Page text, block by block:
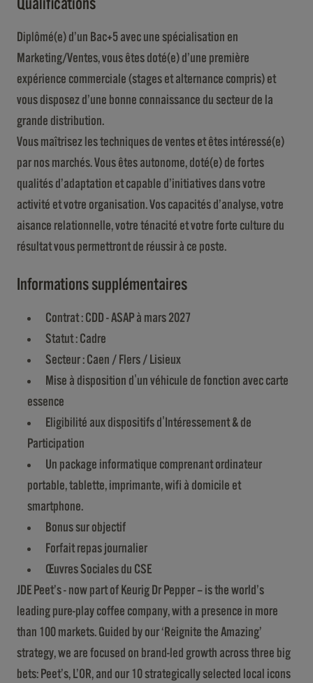
Qualifications
Diplômé(e) d’un Bac+5 avec une spécialisation en
Marketing/Ventes, vous êtes doté(e) d’une première
expérience commerciale (stages et alternance compris) et
vous disposez d’une bonne connaissance du secteur de la
grande distribution.
Vous maîtrisez les techniques de ventes et êtes intéressé(e)
par nos marchés. Vous êtes autonome, doté(e) de fortes
qualités d’adaptation et capable d’initiatives dans votre
activité et votre organisation. Vos capacités d’analyse, votre
aisance relationnelle, votre ténacité et votre forte culture du
résultat vous permettront de réussir à ce poste.
Informations supplémentaires
Contrat : CDD - ASAP à mars 2027
Statut : Cadre
Secteur : Caen / Flers / Lisieux
Mise à disposition d'un véhicule de fonction avec carte
essence
Eligibilité aux dispositifs d'Intéressement & de
Participation
Un package informatique comprenant ordinateur
portable, tablette, imprimante, wifi à domicile et
smartphone.
Bonus sur objectif
Forfait repas journalier
Œuvres Sociales du CSE
JDE Peet’s - now part of Keurig Dr Pepper – is the world’s
leading pure-play coffee company, with a presence in more
than 100 markets. Guided by our ‘Reignite the Amazing’
strategy, we are focused on brand-led growth across three big
bets: Peet’s, L’OR, and our 10 strategically selected local icons